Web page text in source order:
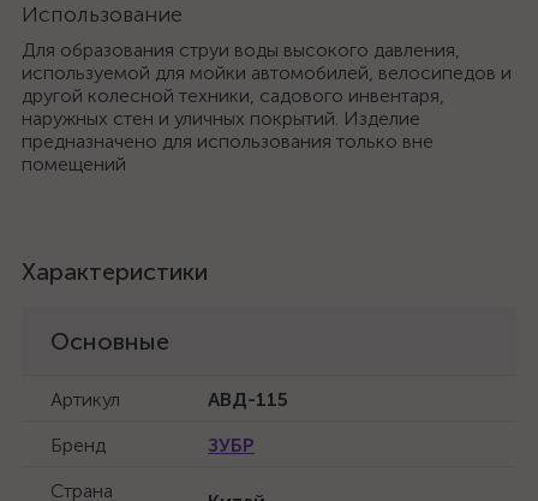
Использование
Для образования струи воды высокого давления,
используемой для мойки автомобилей, велосипедов и
другой колесной техники, садового инвентаря,
наружных стен и уличных покрытий. Изделие
предназначено для использования только вне
помещений
Характеристики
Основные
Артикул
АВД-115
Бренд
ЗУБР
Страна